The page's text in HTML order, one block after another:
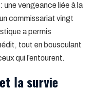
une vengeance liée à la
commissariat vingt
a permis
tout en bousculant
qui l’entourent.
la survie